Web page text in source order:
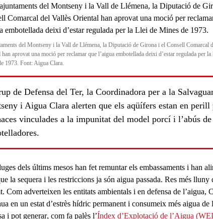
del Montseny i la Vall de Llémena, la Diputació de Girona i el Consell Comarcal
aprovat una moció per reclamar que l’aigua embotellada deixi d’estar regulada per
1973. Font: Aigua Clara.
de Defensa del Ter, la Coordinadora per a la
i Aigua Clara alerten que els aqüífers estan en perill
vinculades a la impunitat del model porcí i l’abús
dels últims mesos han fet remuntar els embassamentsi han
la sequera i les restriccions ja són aigua passada. Res més lluny
Com adverteixen les entitats ambientals i en defensa de l’aigua,
en un estat d’estrès hídric permanenti consumeix més aigua de
i pot generar, com fa palès l’Índex d’Explotació de l’Aigua